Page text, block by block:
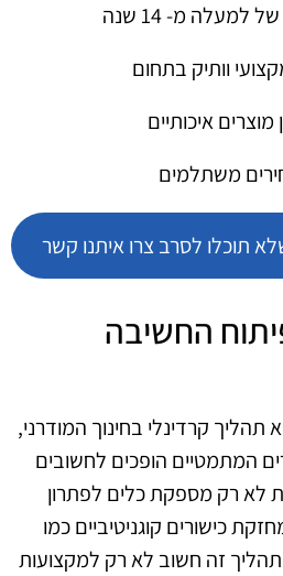
למעלה מ- 14 שנה
וותיק בתחום
מוצרים איכותיים
משתלמים
תוכלו לסרב צרו איתנו קשר
החשיבה
קרדינלי בחינוך המודרני,
המתמטיים הופכים לחשובים
לא רק מספקת כלים לפתרון
כישורים קוגניטיביים כמו
תהליך זה חשוב לא רק למקצועות